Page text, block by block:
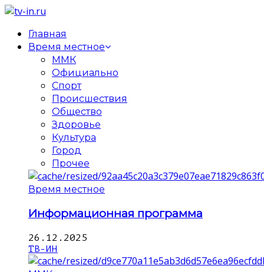
Главная
Время местное
ММК
Официально
Спорт
Происшествия
Общество
Здоровье
Культура
Город
Прочее
Время местное
Информационная программа
26.12.2025
ТВ-ИН